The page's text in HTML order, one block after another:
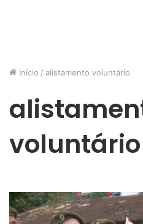
Início / alistamento voluntário
voluntário